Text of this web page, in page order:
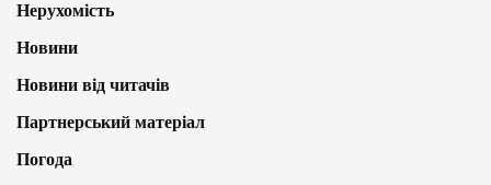
Нерухомість
Новини
Новини від читачів
Партнерський матеріал
Погода